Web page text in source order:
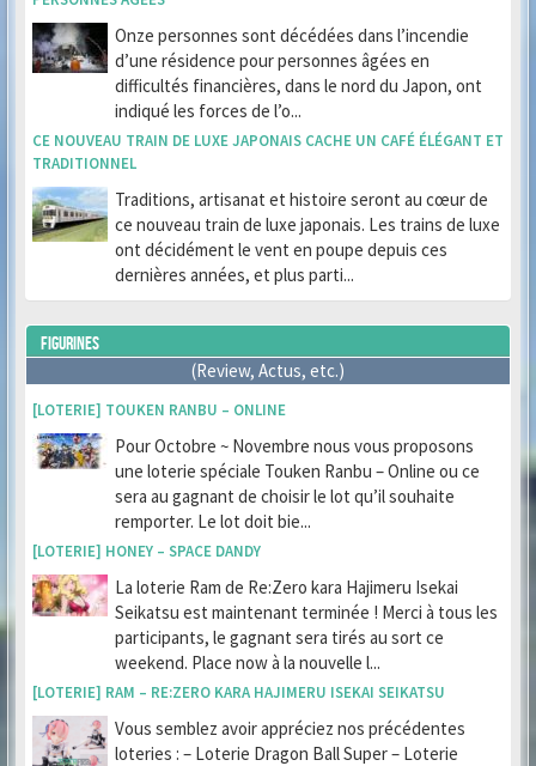
Onze personnes sont décédées dans l’incendie
d’une résidence pour personnes âgées en
difficultés financières, dans le nord du Japon, ont
indiqué les forces de l’o...
CE NOUVEAU TRAIN DE LUXE JAPONAIS CACHE UN CAFÉ ÉLÉGANT ET
TRADITIONNEL
Traditions, artisanat et histoire seront au cœur de
ce nouveau train de luxe japonais. Les trains de luxe
ont décidément le vent en poupe depuis ces
dernières années, et plus parti...
FIGURINES
(Review, Actus, etc.)
[LOTERIE] TOUKEN RANBU – ONLINE
Pour Octobre ~ Novembre nous vous proposons
une loterie spéciale Touken Ranbu – Online ou ce
sera au gagnant de choisir le lot qu’il souhaite
remporter. Le lot doit bie...
[LOTERIE] HONEY – SPACE DANDY
La loterie Ram de Re:Zero kara Hajimeru Isekai
Seikatsu est maintenant terminée ! Merci à tous les
participants, le gagnant sera tirés au sort ce
weekend. Place now à la nouvelle l...
[LOTERIE] RAM – RE:ZERO KARA HAJIMERU ISEKAI SEIKATSU
Vous semblez avoir appréciez nos précédentes
loteries : – Loterie Dragon Ball Super – Loterie